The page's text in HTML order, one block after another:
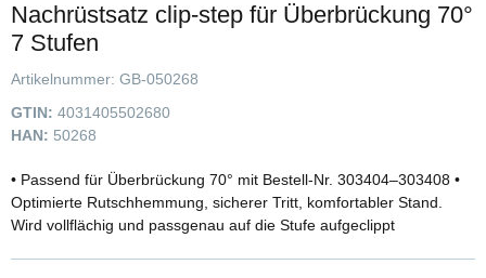
Nachrüstsatz clip-step für Überbrückung 70°
7 Stufen
Artikelnummer: GB-050268
GTIN: 4031405502680
HAN: 50268
• Passend für Überbrückung 70° mit Bestell-Nr. 303404–303408 •
Optimierte Rutschhemmung, sicherer Tritt, komfortabler Stand.
Wird vollflächig und passgenau auf die Stufe aufgeclippt